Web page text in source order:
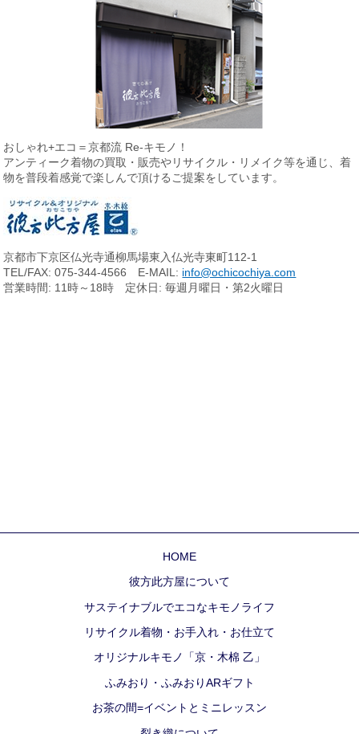
おしゃれ+エコ＝京都流 Re-キモノ！
アンティーク着物の買取・販売やリサイクル・リメイク等を通じ、着
物を普段着感覚で楽しんで頂けるご提案をしています。
京都市下京区仏光寺通柳馬場東入仏光寺東町112-1
TEL/FAX: 075-344-4566 E-MAIL: info@ochicochiya.com
営業時間: 11時～18時 定休日: 毎週月曜日・第2火曜日
HOME
彼方此方屋について
サステイナブルでエコなキモノライフ
リサイクル着物・お手入れ・お仕立て
オリジナルキモノ「京・木棉 乙」
ふみおり・ふみおりARギフト
お茶の間=イベントとミニレッスン